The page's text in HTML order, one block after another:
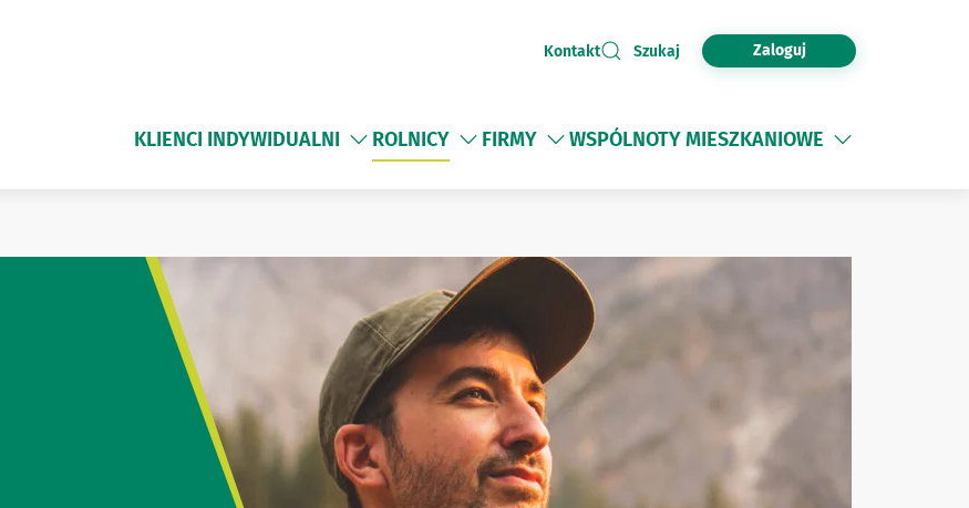
Kontakt Szukaj Zaloguj
KLIENCI INDYWIDUALNI ROLNICY FIRMY WSPÓLNOTY MIESZKANIOWE